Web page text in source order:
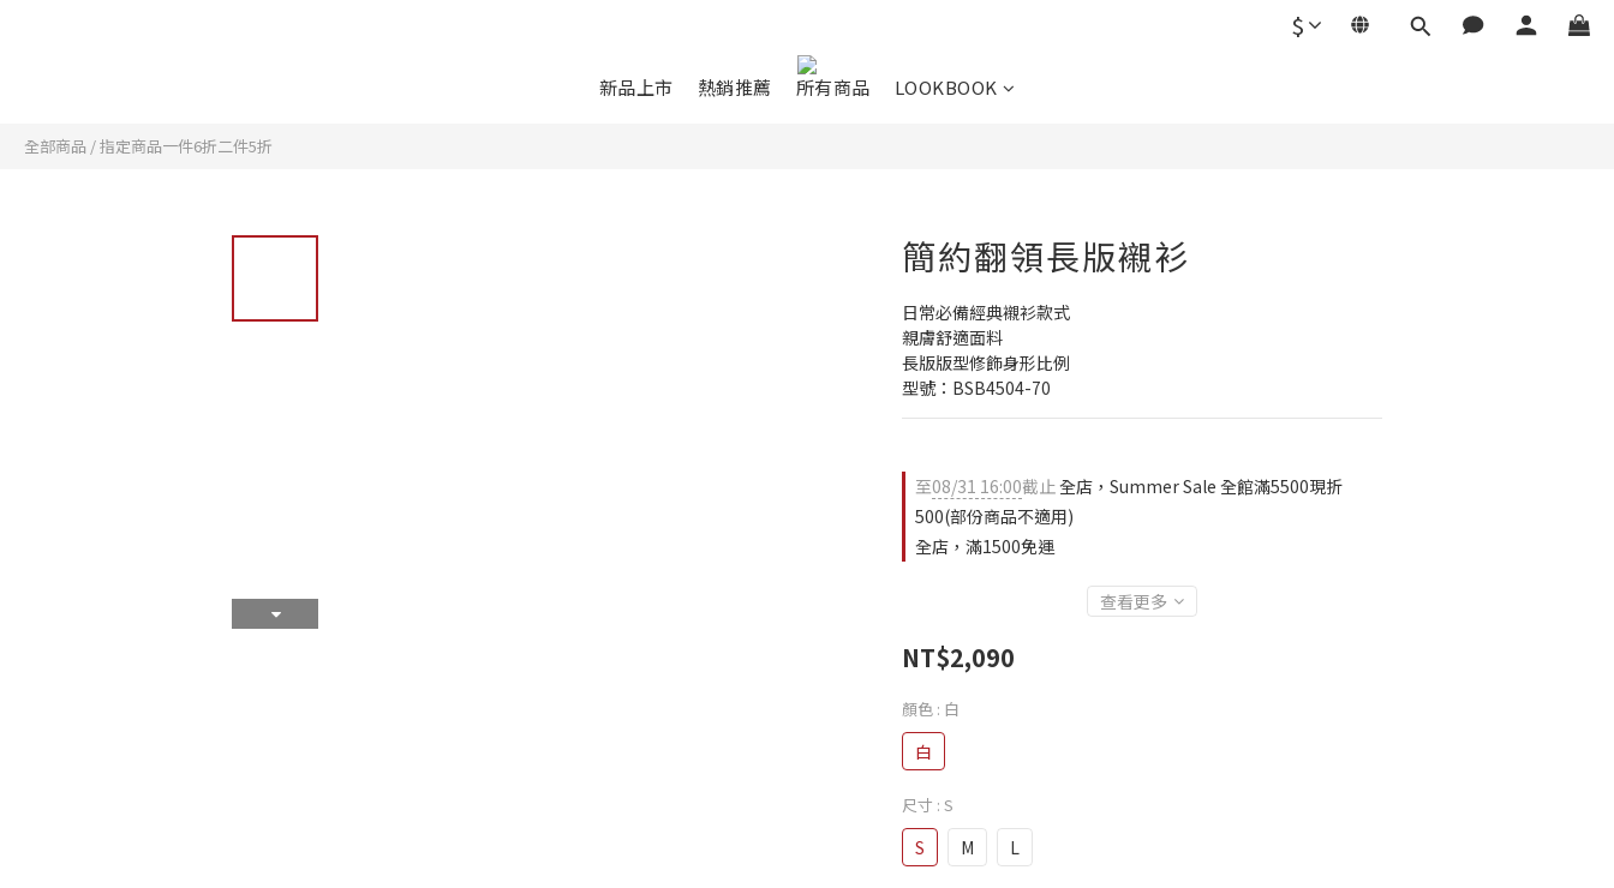
$
新品上市 熱銷推薦 所有商品 LOOKBOOK
全部商品 /指定商品一件6折二件5折
簡約翻領長版襯衫
日常必備經典襯衫款式
親膚舒適面料
長版版型修飾身形比例
型號：BSB4504-70
至08/31 16:00截止全店，Summer Sale 全館滿5500現折
500(部份商品不適用)
全店，滿1500免運
查看更多
NT$2,090
顏色 : 白
白
尺寸 : S
S M L
立即購買